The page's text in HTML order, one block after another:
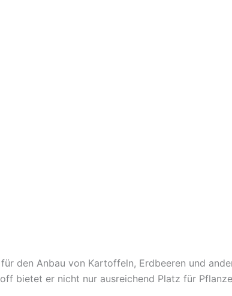
den Anbau von Kartoffeln, Erdbeeren und
bietet er nicht nur ausreichend Platz für